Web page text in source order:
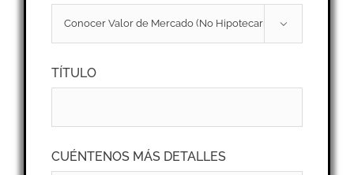

TÍTULO
CUÉNTENOS MÁS DETALLES